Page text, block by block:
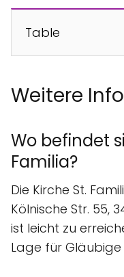
Table
Weitere
Wo befindet
Familia?
Die Kirche St.
Kölnische Str. 55,
ist leicht zu
Lage für Gläubige